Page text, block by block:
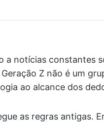
a notícias constantes
Z não é um
ao alcance dos
as regras antigas.